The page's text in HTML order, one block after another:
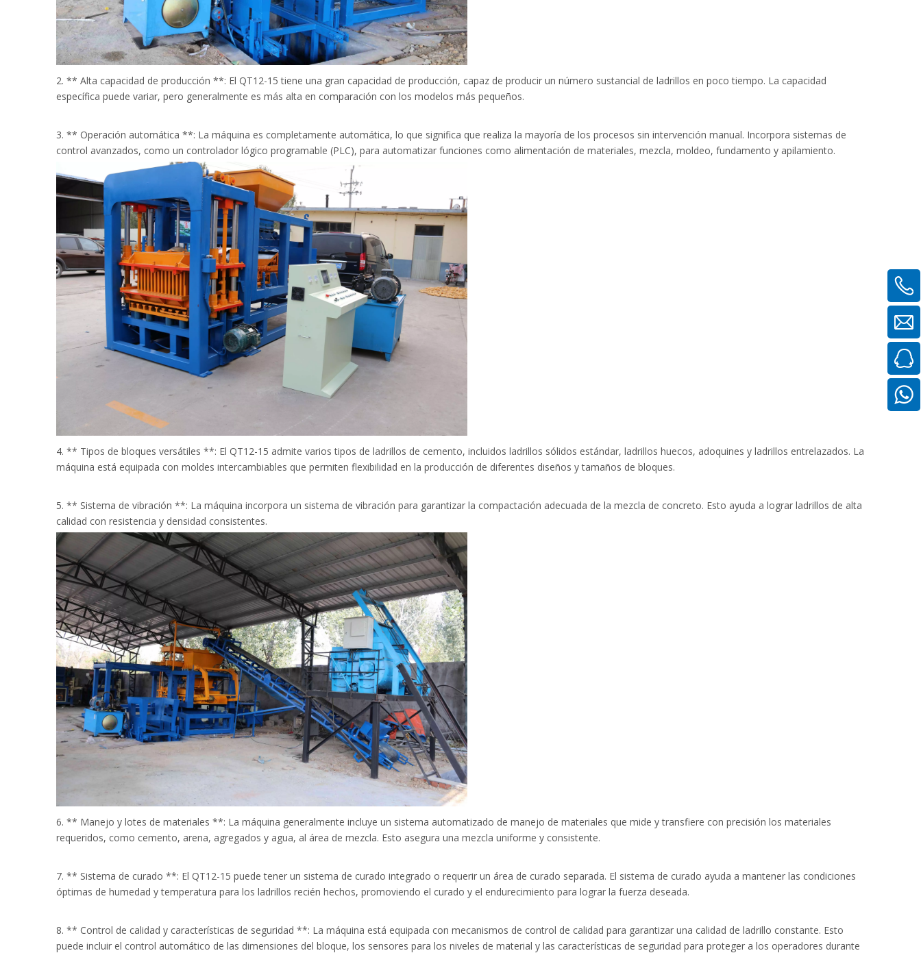
2. ** Alta capacidad de producción **: El QT12-15 tiene una gran capacidad de producción, capaz de producir un número sustancial de ladrillos en poco tiempo. La capacidad
específica puede variar, pero generalmente es más alta en comparación con los modelos más pequeños.
3. ** Operación automática **: La máquina es completamente automática, lo que significa que realiza la mayoría de los procesos sin intervención manual. Incorpora sistemas de
control avanzados, como un controlador lógico programable (PLC), para automatizar funciones como alimentación de materiales, mezcla, moldeo, fundamento y apilamiento.
4. ** Tipos de bloques versátiles **: El QT12-15 admite varios tipos de ladrillos de cemento, incluidos ladrillos sólidos estándar, ladrillos huecos, adoquines y ladrillos entrelazados. La
máquina está equipada con moldes intercambiables que permiten flexibilidad en la producción de diferentes diseños y tamaños de bloques.
5. ** Sistema de vibración **: La máquina incorpora un sistema de vibración para garantizar la compactación adecuada de la mezcla de concreto. Esto ayuda a lograr ladrillos de alta
calidad con resistencia y densidad consistentes.
6. ** Manejo y lotes de materiales **: La máquina generalmente incluye un sistema automatizado de manejo de materiales que mide y transfiere con precisión los materiales
requeridos, como cemento, arena, agregados y agua, al área de mezcla. Esto asegura una mezcla uniforme y consistente.
7. ** Sistema de curado **: El QT12-15 puede tener un sistema de curado integrado o requerir un área de curado separada. El sistema de curado ayuda a mantener las condiciones
óptimas de humedad y temperatura para los ladrillos recién hechos, promoviendo el curado y el endurecimiento para lograr la fuerza deseada.
8. ** Control de calidad y características de seguridad **: La máquina está equipada con mecanismos de control de calidad para garantizar una calidad de ladrillo constante. Esto
puede incluir el control automático de las dimensiones del bloque, los sensores para los niveles de material y las características de seguridad para proteger a los operadores durante